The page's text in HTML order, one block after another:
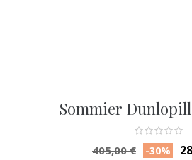
Sommier
Prix
405,00 € -30%